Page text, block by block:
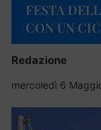
FESTA
CON UN
Redazione
mercoledì 6